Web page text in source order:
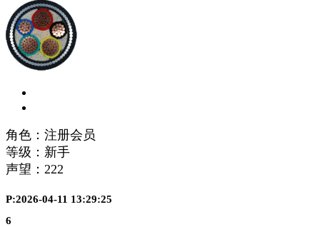
角色：注册会员
等级：新手
声望： 222
P:2026-04-11 13:29:25
6